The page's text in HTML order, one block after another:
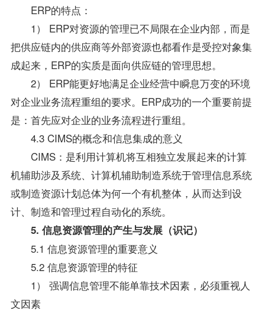
ERP的特点：
1） ERP对资源的管理已不局限在企业内部，而是
把供应链内的供应商等外部资源也都看作是受控对象集
成起来，ERP的实质是面向供应链的管理思想。
2） ERP能更好地满足企业经营中瞬息万变的环境
对企业业务流程重组的要求。ERP成功的一个重要前提
是：首先应对企业的业务流程进行重组。
4.3 CIMS的概念和信息集成的意义
CIMS：是利用计算机将互相独立发展起来的计算
机辅助涉及系统、计算机辅助制造系统于管理信息系统
或制造资源计划总体为何一个有机整体，从而达到设
计、制造和管理过程自动化的系统。
5. 信息资源管理的产生与发展（识记）
5.1 信息资源管理的重要意义
5.2 信息资源管理的特征
1） 强调信息管理不能单靠技术因素，必须重视人
文因素